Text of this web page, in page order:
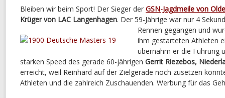
Bleiben wir beim Sport! Der Sieger der GSN-Jagdmeile von
Krüger von LAC Langenhagen. Der 59-Jährige war nur 4
Rennen gegangen und
ihm gestarteten Athleten
übernahm er die Führung
starken Speed des gerade 60-jährigen Gerrit Riezebos,
erreicht, weil Reinhard auf der Zielgerade noch zusetzen
Athleten und die zahlreich Zuschauenden. Werbung für das